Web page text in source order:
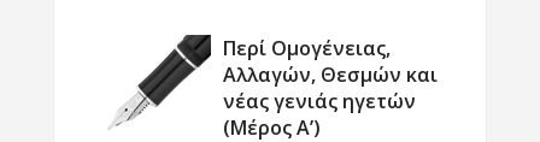
Περί Ομογένειας,
Αλλαγών, Θεσμών και
νέας γενιάς ηγετών
(Μέρος Α’)